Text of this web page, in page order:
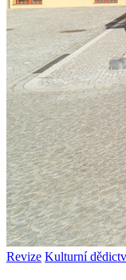
Revize Kulturní